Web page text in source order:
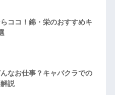
らココ！錦・栄のおすすめキ
なお仕事？キャバクラでの
説